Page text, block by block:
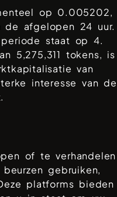
op 0.005202,
de afgelopen 24 uur.
periode staat op4.
5,275,311 tokens, is
van
interesse van de
of te verhandelen
gebruiken,
platforms bieden